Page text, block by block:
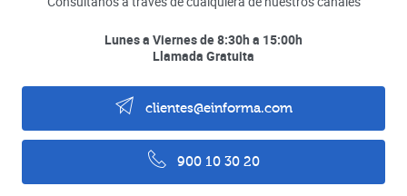
Lunes a Viernes de 8:30h a 15:00h
Llamada Gratuita
clientes@einforma.com
900 10 30 20